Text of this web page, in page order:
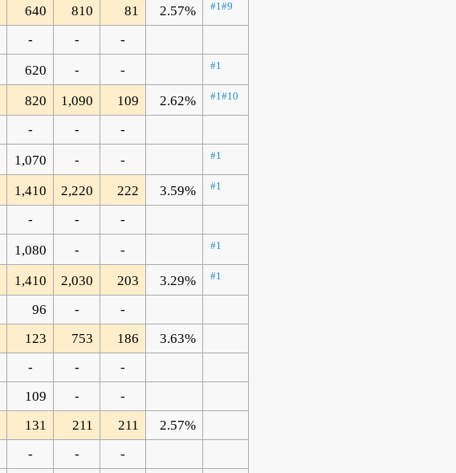
640 810 81 2.57% #1#9
- - -
620 - - #1
820 1,090 109 2.62% #1#10
- - -
1,070 - - #1
1,410 2,220 222 3.59% #1
- - -
1,080 - - #1
1,410 2,030 203 3.29% #1
96 - -
123 753 186 3.63%
- - -
109 - -
131 211 211 2.57%
- - -